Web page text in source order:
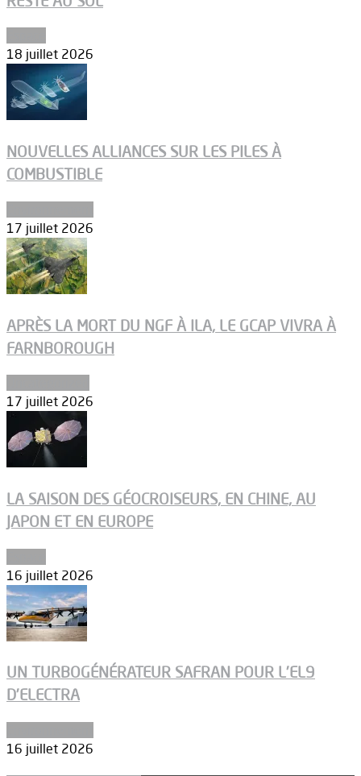
18 juillet 2026
NOUVELLES ALLIANCES SUR LES PILES À
COMBUSTIBLE
17 juillet 2026
APRÈS LA MORT DU NGF À ILA, LE GCAP VIVRA À
FARNBOROUGH
17 juillet 2026
LA SAISON DES GÉOCROISEURS, EN CHINE, AU
JAPON ET EN EUROPE
16 juillet 2026
UN TURBOGÉNÉRATEUR SAFRAN POUR L’EL9
D’ELECTRA
16 juillet 2026